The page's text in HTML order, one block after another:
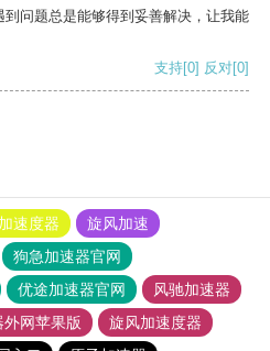
问题总是能够得到妥善解决，让我能
支持[0] 反对[0]
速度器
旋风加速
狗急加速器官网
优途加速器官网
风驰加速器
网苹果版
旋风加速度器